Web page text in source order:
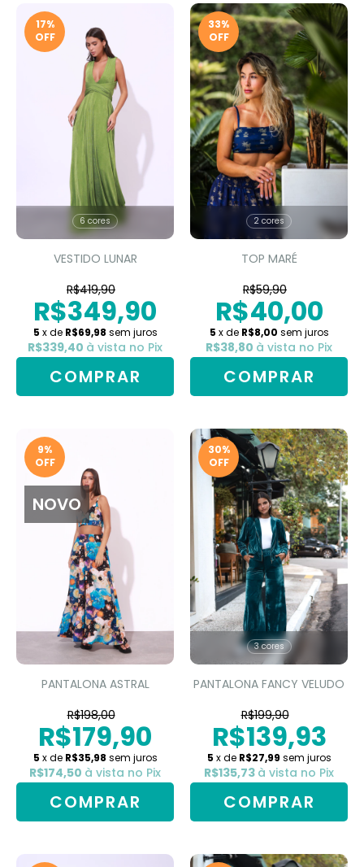
17%
OFF
6 cores
VESTIDO LUNAR
R$419,90
R$349,90
5 x de R$69,98 sem juros
R$339,40 à vista no Pix
COMPRAR
33%
OFF
2 cores
TOP MARÉ
R$59,90
R$40,00
5 x de R$8,00 sem juros
R$38,80 à vista no Pix
COMPRAR
9%
OFF
NOVO
PANTALONA ASTRAL
R$198,00
R$179,90
5 x de R$35,98 sem juros
R$174,50 à vista no Pix
COMPRAR
30%
OFF
3 cores
PANTALONA FANCY VELUDO
R$199,90
R$139,93
5 x de R$27,99 sem juros
R$135,73 à vista no Pix
COMPRAR